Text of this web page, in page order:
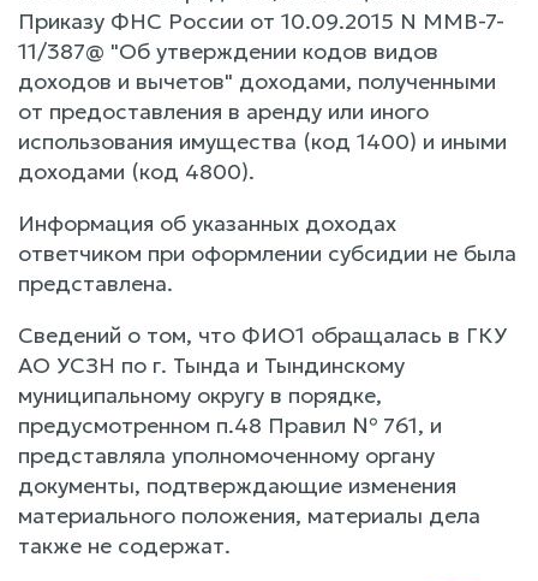
Приказу ФНС России от 10.09.2015 N ММВ-7-
11/387@ "Об утверждении кодов видов
доходов и вычетов" доходами, полученными
от предоставления в аренду или иного
использования имущества (код 1400) и иными
доходами (код 4800).
Информация об указанных доходах
ответчиком при оформлении субсидии не была
представлена.
Сведений о том, что ФИО1 обращалась в ГКУ
АО УСЗН по г. Тында и Тындинскому
муниципальному округу в порядке,
предусмотренном п.48 Правил № 761, и
представляла уполномоченному органу
документы, подтверждающие изменения
материального положения, материалы дела
также не содержат.